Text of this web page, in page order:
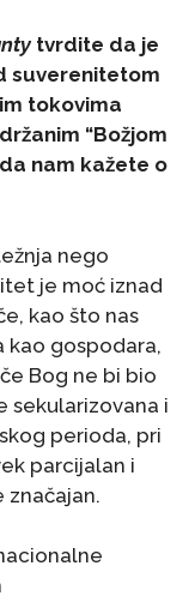
tvrdite da je
suverenitetom
tokovima
“Božjom
nam kažete o
nego
je moć iznad
kao što nas
kao gospodara,
Bog ne bi bio
sekularizovana i
perioda, pri
parcijalan i
značajan.